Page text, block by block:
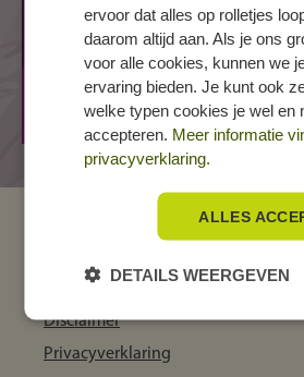
Benthemplein 15
3032 CC ROTTERDAM
BBL
1 jaar
BOL
3 jaar
MBO Kompas
Over ons
Disclaimer
Privacyverklaring
ervoor dat alles op rolletjes
daarom altijd aan. Als je ons
voor alle cookies, kunnen we
ervaring bieden. Je kunt ook
welke typen cookies je wel en
accepteren. Meer informatie
privacyverklaring.
ALLES
DETAILS WEERGEVEN